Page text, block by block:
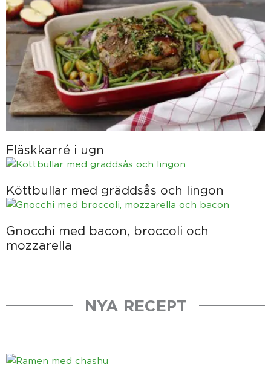
Fläskkarré i ugn
Köttbullar med gräddsås och lingon
Gnocchi med bacon, broccoli och
mozzarella
NYA RECEPT
Sida
Sida
Sida
Sida